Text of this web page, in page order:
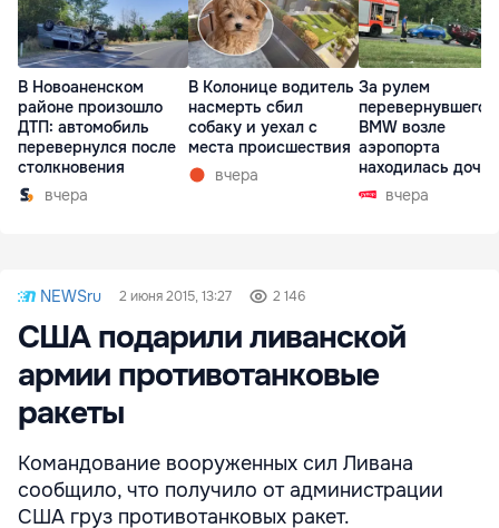
В Новоаненском
районе произошло
ДТП: автомобиль
перевернулся после
столкновения
вчера
В Колонице водитель
насмерть сбил
собаку и уехал с
места происшествия
вчера
За рулем
BMW возле
аэропорта
находилась дочь
директора лицея
вчера
NEWSru 2 июня 2015, 13:27 2 146
США подарили ливанской
армии противотанковые
ракеты
Командование вооруженных сил Ливана
сообщило, что получило от администрации
США груз противотанковых ракет.